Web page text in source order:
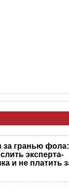
за гранью фола:
эксперта-
и не платить